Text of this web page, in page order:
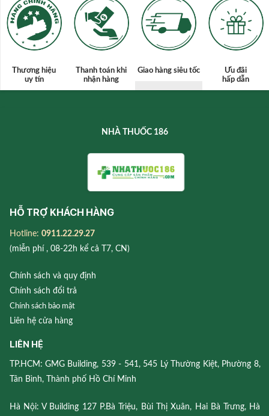
Thương hiệu
uy tín
Thanh toán khi
nhận hàng
Giao hàng siêu tốc
Ưu đãi
hấp dẫn
NHÀ THUỐC 186
HỖ TRỢ KHÁCH HÀNG
Hotline: 0911.22.29.27
(miễn phí , 08-22h kể cả T7, CN)
Chính sách và quy định
Chính sách đổi trả
Chính sách bảo mật
Liên hệ cửa hàng
LIÊN HỆ
TP.HCM: GMG Building, 539 - 541, 545 Lý Thường Kiệt, Phường 8,
Tân Bình, Thành phố Hồ Chí Minh
Hà Nội: V Building 127 P.Bà Triệu, Bùi Thị Xuân, Hai Bà Trưng, Hà